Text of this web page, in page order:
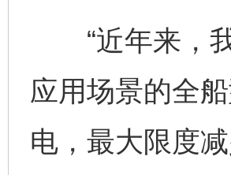
“近年来，我
应用场景的全
电，最大限度